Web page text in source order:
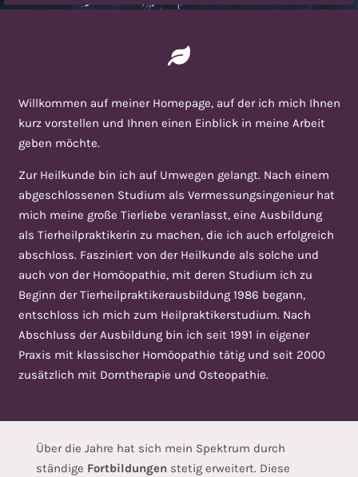
Willkommen auf meiner Homepage, auf der ich mich Ihnen
kurz vorstellen und Ihnen einen Einblick in meine Arbeit
geben möchte.
Zur Heilkunde bin ich auf Umwegen gelangt. Nach einem
abgeschlossenen Studium als Vermessungsingenieur hat
mich meine große Tierliebe veranlasst, eine Ausbildung
als Tierheilpraktikerin zu machen, die ich auch erfolgreich
abschloss. Fasziniert von der Heilkunde als solche und
auch von der Homöopathie, mit deren Studium ich zu
Beginn der Tierheilpraktikerausbildung 1986 begann,
entschloss ich mich zum Heilpraktikerstudium. Nach
Abschluss der Ausbildung bin ich seit 1991 in eigener
Praxis mit klassischer Homöopathie tätig und seit 2000
zusätzlich mit Dorntherapie und Osteopathie.
Über die Jahre hat sich mein Spektrum durch
ständige Fortbildungen stetig erweitert. Diese